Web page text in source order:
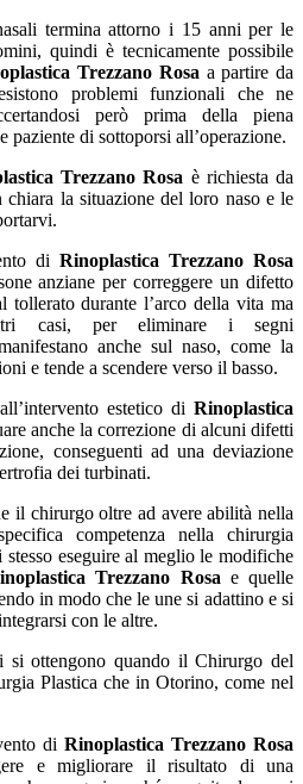
termina attorno i 15 anni per le
quindi è tecnicamente possibile
Trezzano Rosa a partire da
problemi funzionali che ne
però prima della piena
paziente di sottoporsi all’operazione.
Trezzano Rosa è richiesta da
la situazione del loro naso e le
di Rinoplastica Trezzano Rosa
anziane per correggere un difetto
tollerato durante l’arco della vita ma
casi, per eliminare i segni
anche sul naso, come la
e tende a scendere verso il basso.
estetico di Rinoplastica
anche la correzione di alcuni difetti
conseguenti ad una deviazione
dei turbinati.
il chirurgo oltre ad avere abilità nella
competenza nella chirurgia
eseguire al meglio le modifiche
Trezzano Rosa e quelle
in modo che le une si adattino e si
con le altre.
ottengono quando il Chirurgo del
Plastica che in Otorino, come nel
di Rinoplastica Trezzano Rosa
e migliorare il risultato di una